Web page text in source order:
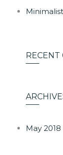
RECENT
May 2018